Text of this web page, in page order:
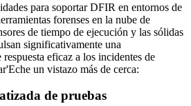
para soportar DFIR en entornos de
forenses en la nube de
de tiempo de ejecución y las sólidas
significativamente una
eficaz a los incidentes de
un vistazo más de cerca:
de pruebas